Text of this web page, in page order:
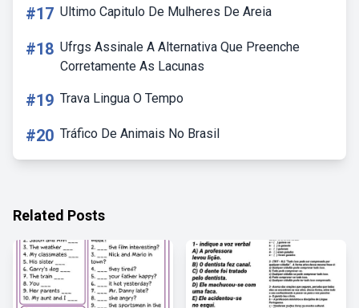
#17 Ultimo Capitulo De Mulheres De Areia
#18 Ufrgs Assinale A Alternativa Que Preenche
Corretamente As Lacunas
#19 Trava Lingua O Tempo
#20 Tráfico De Animais No Brasil
Related Posts